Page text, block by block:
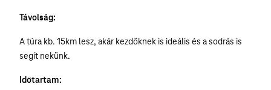
Távolság:
A túra kb. 15km lesz, akár kezdőknek is ideális és a sodrás is
segít nekünk.
Időtartam: